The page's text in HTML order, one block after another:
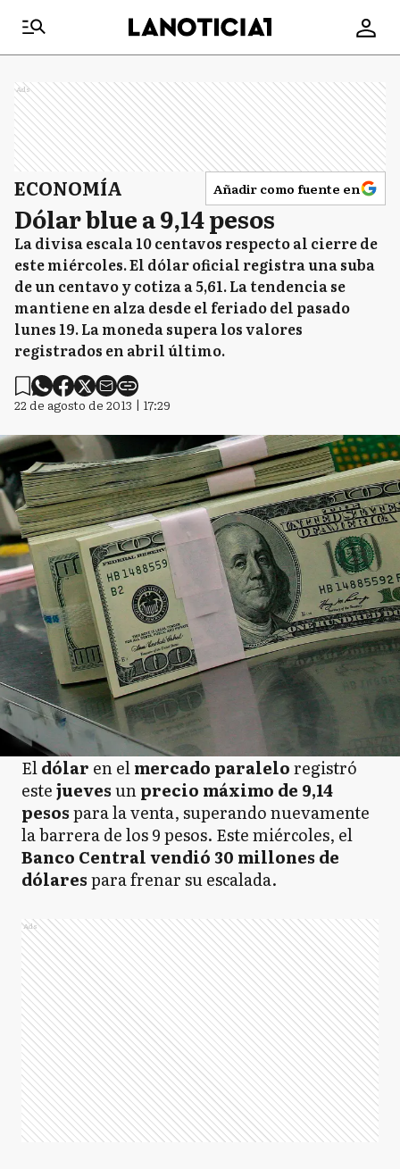
Ads
ECONOMÍA Añadir como fuente en
Dólar blue a 9,14 pesos
La divisa escala 10 centavos respecto al cierre de
este miércoles. El dólar oficial registra una suba
de un centavo y cotiza a 5,61. La tendencia se
mantiene en alza desde el feriado del pasado
lunes 19. La moneda supera los valores
registrados en abril último.
22 de agosto de 2013 | 17:29
Eldólar en elmercado paraleloregistró
estejuevesunprecio máximo de 9,14
pesospara la venta, superando nuevamente
la barrera de los 9 pesos. Este miércoles, el
Banco Central vendió 30 millones de
dólarespara frenar su escalada.
Ads